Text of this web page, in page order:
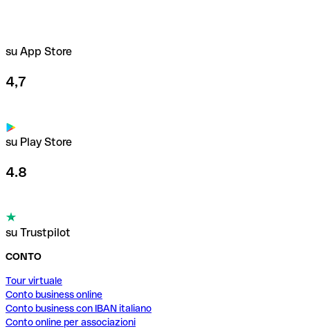
su App Store
4,7
su Play Store
4.8
su Trustpilot
CONTO
Tour virtuale
Conto business online
Conto business con IBAN italiano
Conto online per associazioni